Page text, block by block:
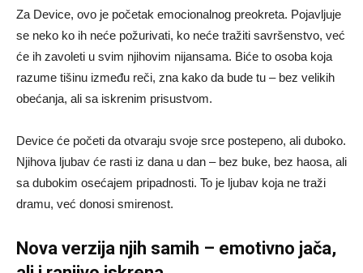
Za Device, ovo je početak emocionalnog preokreta. Pojavljuje
se neko ko ih neće požurivati, ko neće tražiti savršenstvo, već
će ih zavoleti u svim njihovim nijansama. Biće to osoba koja
razume tišinu između reči, zna kako da bude tu – bez velikih
obećanja, ali sa iskrenim prisustvom.
Device će početi da otvaraju svoje srce postepeno, ali duboko.
Njihova ljubav će rasti iz dana u dan – bez buke, bez haosa, ali
sa dubokim osećajem pripadnosti. To je ljubav koja ne traži
dramu, već donosi smirenost.
Nova verzija njih samih – emotivno jača,